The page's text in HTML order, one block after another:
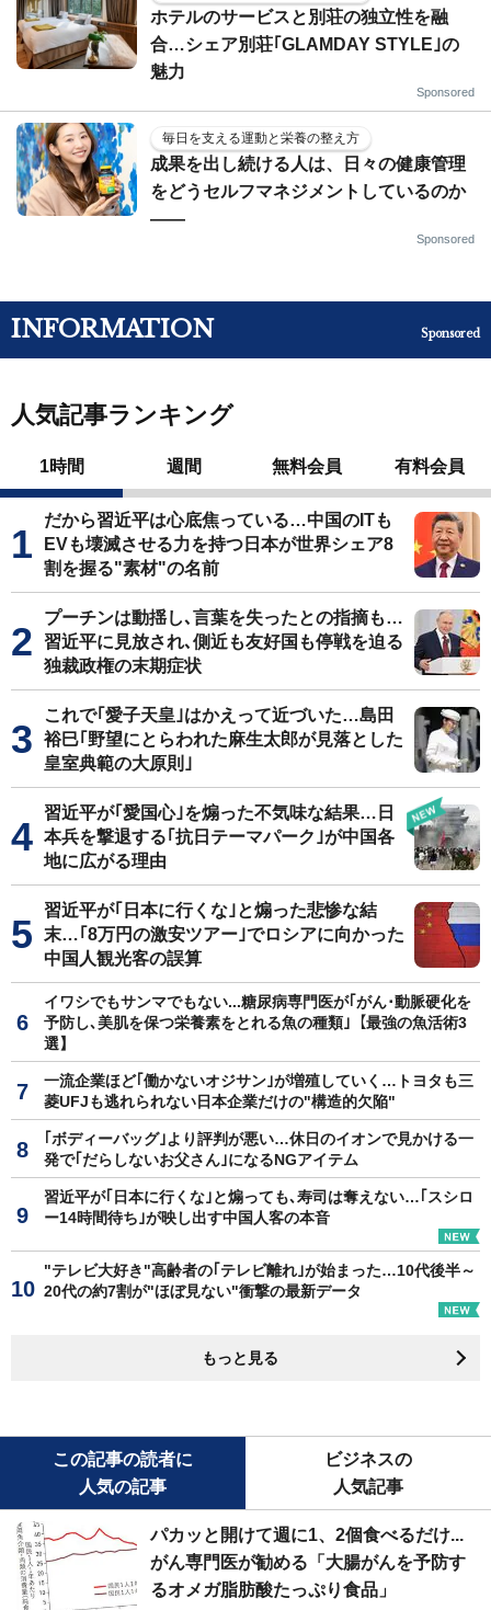
ホテルのサービスと別荘の独立性を融
合…シェア別荘｢GLAMDAY STYLE｣の
魅力
Sponsored
毎日を支える運動と栄養の整え方
成果を出し続ける人は、日々の健康管理
をどうセルフマネジメントしているのか
——
Sponsored
INFORMATION Sponsored
人気記事ランキング
1時間 週間 無料会員 有料会員
だから習近平は心底焦っている…中国のITも
EVも壊滅させる力を持つ日本が世界シェア8
割を握る"素材"の名前
プーチンは動揺し､言葉を失ったとの指摘も…
習近平に見放され､側近も友好国も停戦を迫る
独裁政権の末期症状
これで｢愛子天皇｣はかえって近づいた…島田
裕巳｢野望にとらわれた麻生太郎が見落とした
皇室典範の大原則｣
習近平が｢愛国心｣を煽った不気味な結果…日
本兵を撃退する｢抗日テーマパーク｣が中国各
地に広がる理由
習近平が｢日本に行くな｣と煽った悲惨な結
末…｢8万円の激安ツアー｣でロシアに向かった
中国人観光客の誤算
イワシでもサンマでもない...糖尿病専門医が｢がん･動脈硬化を
予防し､美肌を保つ栄養素をとれる魚の種類｣【最強の魚活術3
選】
一流企業ほど｢働かないオジサン｣が増殖していく…トヨタも三
菱UFJも逃れられない日本企業だけの"構造的欠陥"
｢ボディーバッグ｣より評判が悪い…休日のイオンで見かける一
発で｢だらしないお父さん｣になるNGアイテム
習近平が｢日本に行くな｣と煽っても､寿司は奪えない…｢スシロ
ー14時間待ち｣が映し出す中国人客の本音
"テレビ大好き"高齢者の｢テレビ離れ｣が始まった…10代後半～
20代の約7割が"ほぼ見ない"衝撃の最新データ
もっと見る
この記事の読者に
人気の記事
ビジネスの
人気記事
パカッと開けて週に1、2個食べるだけ...
がん専門医が勧める「大腸がんを予防す
るオメガ脂肪酸たっぷり食品」